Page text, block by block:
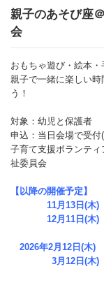
親子のあそび座
会
おもちゃ遊び・絵本
親子で一緒に楽しい時
う！
対象：幼児と保護者
申込：当日会場で受付
子育て支援ボランテ
祉委員会
【以降の開催予定】
11月13日(木)
12月11日(木)
2026年2月12日(木)
3月12日(木)